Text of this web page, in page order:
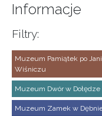
Informacje
Filtry:
Muzeum Pamiątek po
Wiśniczu
Muzeum Dwór w Dołędze
Muzeum Zamek w